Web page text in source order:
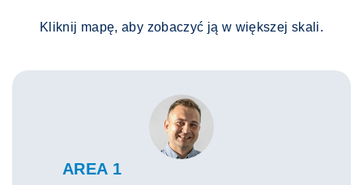
Kliknij mapę, aby zobaczyć ją w większej skali.
AREA 1